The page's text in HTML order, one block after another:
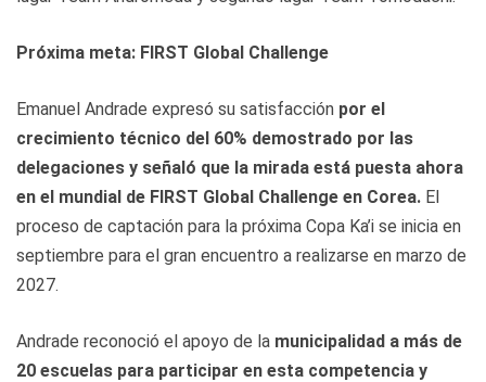
Próxima meta: FIRST Global Challenge
Emanuel Andrade expresó su satisfacción por el
crecimiento técnico del 60% demostrado por las
delegaciones y señaló que la mirada está puesta ahora
en el mundial de FIRST Global Challenge en Corea. El
proceso de captación para la próxima Copa Ka’i se inicia en
septiembre para el gran encuentro a realizarse en marzo de
2027.
Andrade reconoció el apoyo de la municipalidad a más de
20 escuelas para participar en esta competencia y